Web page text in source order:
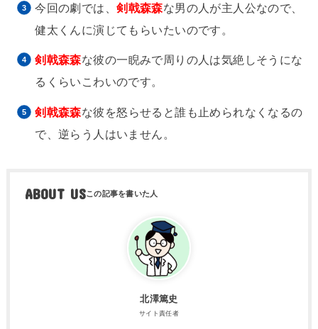
今回の劇では、剣戟森森な男の人が主人公なので、
健太くんに演じてもらいたいのです。
剣戟森森な彼の一睨みで周りの人は気絶しそうにな
るくらいこわいのです。
剣戟森森な彼を怒らせると誰も止められなくなるの
で、逆らう人はいません。
ABOUT US
北澤篤史
サイト責任者